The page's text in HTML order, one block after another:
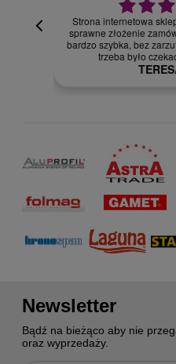
Szybka
Newsletter
Bądź na bieżąco aby nie
oraz wyprzedaży.